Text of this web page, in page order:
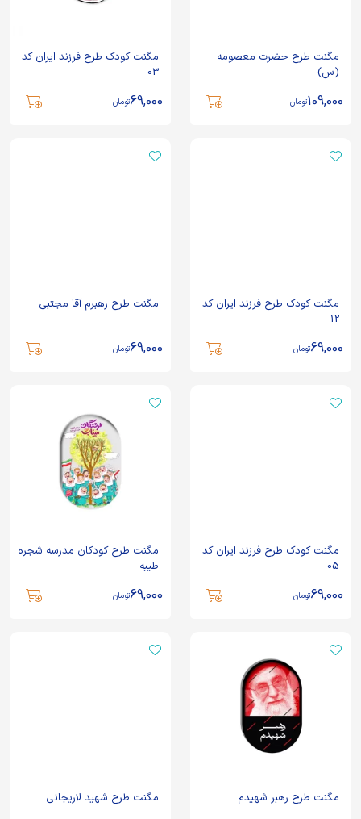
مگنت طرح حضرت معصومه
(س)
109,000تومان
مگنت کودک طرح فرزند ایران کد
03
69,000تومان
مگنت کودک طرح فرزند ایران کد
12
69,000تومان
مگنت طرح رهبرم آقا مجتبی
69,000تومان
مگنت کودک طرح فرزند ایران کد
05
69,000تومان
مگنت طرح کودکان مدرسه شجره
طیبه
69,000تومان
مگنت طرح رهبر شهیدم مگنت طرح شهید لاریجانی